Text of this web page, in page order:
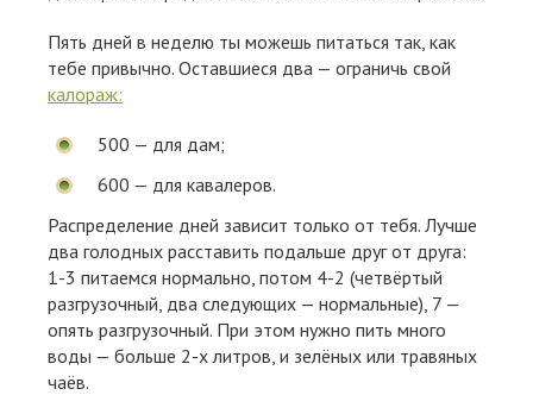
Пять дней в неделю ты можешь питаться так, как
тебе привычно. Оставшиеся два — ограничь свой
калораж:
500 — для дам;
600 — для кавалеров.
Распределение дней зависит только от тебя. Лучше
два голодных расставить подальше друг от друга:
1-3 питаемся нормально, потом 4-2 (четвёртый
разгрузочный, два следующих — нормальные), 7 —
опять разгрузочный. При этом нужно пить много
воды — больше 2-х литров, и зелёных или травяных
чаёв.